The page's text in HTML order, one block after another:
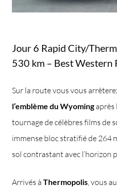
Jour 6 Rapid City/
530 km – Best Western
Sur la route vous vous
l’emblème du Wyomingaprès
tournage de célèbres films de
immense bloc stratifié de 264
sol contrastant avec l’horizon
Arrivés à Thermopolis , vous